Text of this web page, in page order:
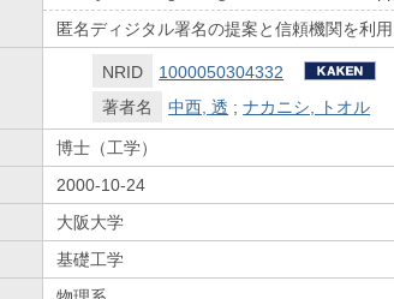
匿名ディジタル署名の提案と信頼機関を利
NRID
1000050304332
著者名
中西, 透 ;ナカニシ, トオル
博士（工学）
2000-10-24
大阪大学
基礎工学